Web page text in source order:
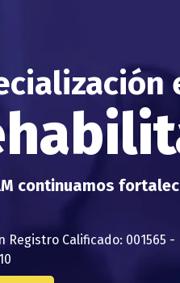
continuamos
Registro Calificado: 001565